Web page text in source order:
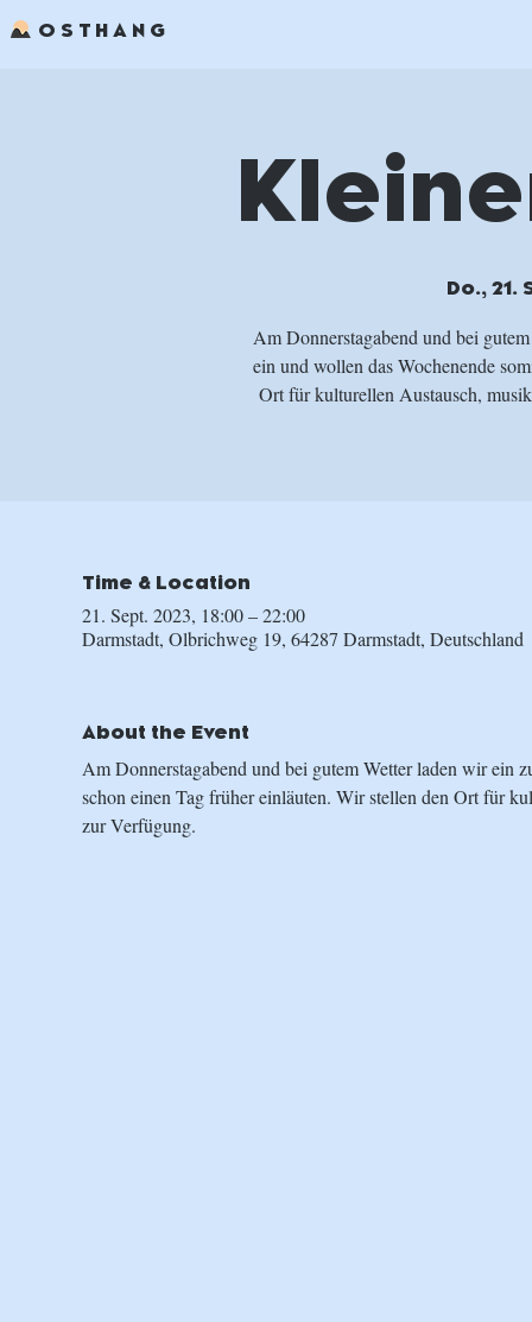
OSTHANG
Do., 21.
Am Donnerstagabend und bei
ein und wollen das Wochenende
Ort für kulturellen Austausch,
Time & Location
21. Sept. 2023, 18:00 – 22:00
Darmstadt, Olbrichweg 19, 64287 Darmstadt, Deutschland
About the Event
Am Donnerstagabend und bei gutem Wetter laden wir ein
schon einen Tag früher einläuten. Wir stellen den Ort für
zur Verfügung.